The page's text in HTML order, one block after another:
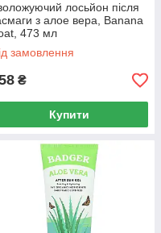
лосьйон після
з алое вера, Banana
473 мл
замовлення
₴
Купити